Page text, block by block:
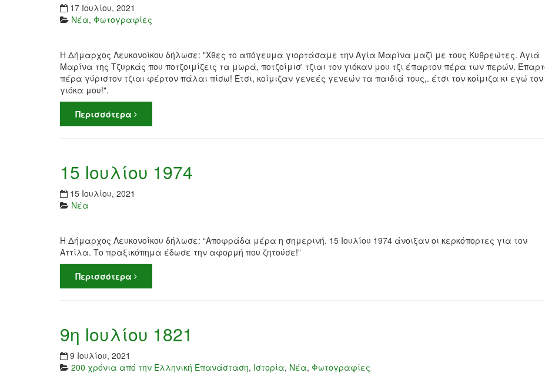
17 Ιουλίου, 2021
Νέα, Φωτογραφίες
Η Δήμαρχος Λευκονοίκου δήλωσε: "Χθες το απόγευμα γιορτάσαμε την Αγία Μαρίνα μαζί με τους Κυθρεώτες. Αγιά
Μαρίνα της Τζυρκάς που ποτζοιμίζεις τα μωρά, ποτζοίμισ' τζιαι τον γιόκαν μου τζι έπαρτον πέρα των περών.
πέρα γύριστον τζιαι φέρτον πάλαι πίσω! Έτσι, κοίμιζαν γενεές γενεών τα παιδιά τους,. έτσι τον κοίμιζα κι εγώ τον
γιόκα μου!".
Περισσότερα
15 Ιουλίου 1974
15 Ιουλίου, 2021
Νέα
Η Δήμαρχος Λευκονοίκου δήλωσε: “Αποφράδα μέρα η σημερινή. 15 Ιουλίου 1974 άνοιξαν οι κερκόπορτες για τον
Αττίλα. Το πραξικόπημα έδωσε την αφορμή που ζητούσε!”
Περισσότερα
9η Ιουλίου 1821
9 Ιουλίου, 2021
200 χρόνια από την Ελληνική Επανάσταση, Ιστορία, Νέα, Φωτογραφίες